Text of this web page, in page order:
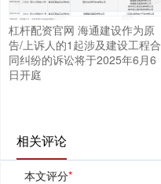
杠杆配资官网 海通建设作为原
告/上诉人的1起涉及建设工程合
同纠纷的诉讼将于2025年6月6
日开庭
相关评论
本文评分*